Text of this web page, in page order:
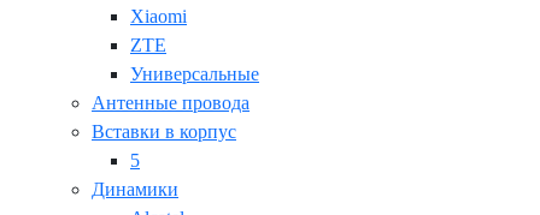
Xiaomi
ZTE
Универсальные
Антенные провода
Вставки в корпус
5
Динамики